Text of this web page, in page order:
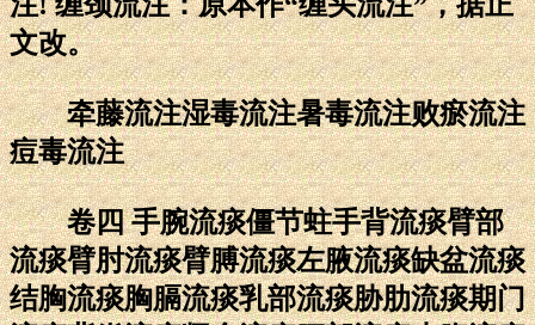
文改。
牵藤流注湿毒流注暑毒流注败瘀流注
痘毒流注
卷四 手腕流痰僵节蛀手背流痰臂部
流痰臂肘流痰臂膊流痰左腋流痰缺盆流痰
结胸流痰胸膈流痰乳部流痰胁肋流痰期门